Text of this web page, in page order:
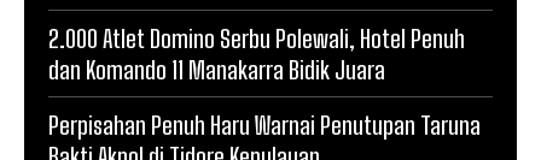
2.000 Atlet Domino Serbu Polewali, Hotel Penuh
dan Komando 11 Manakarra Bidik Juara
Perpisahan Penuh Haru Warnai Penutupan Taruna